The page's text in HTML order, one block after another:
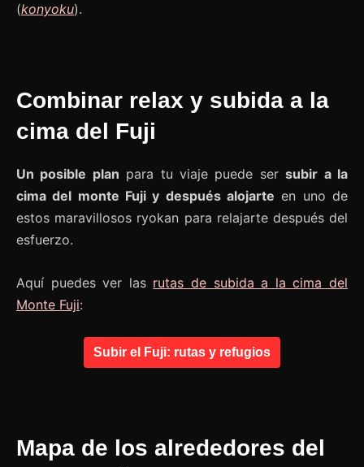
(konyoku).
Combinar relax y subida a la
cima del Fuji
Un posible plan para tu viaje puede sersubir a la
cima del monte Fuji y después alojarte en uno de
estos maravillosos ryokan para relajarte después del
esfuerzo.
Aquí puedes ver las rutas de subida a la cima del
Monte Fuji:
Subir el Fuji: rutas y refugios
Mapa de los alrededores del